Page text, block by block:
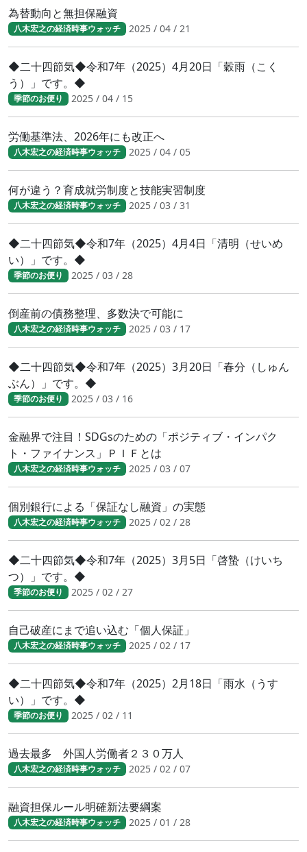
為替動向と無担保融資
八木宏之の経済時事ウォッチ 2025 / 04 / 21
◆二十四節気◆令和7年（2025）4月20日「穀雨（こく
う）」です。◆
季節のお便り 2025 / 04 / 15
労働基準法、2026年にも改正へ
八木宏之の経済時事ウォッチ 2025 / 04 / 05
何が違う？育成就労制度と技能実習制度
八木宏之の経済時事ウォッチ 2025 / 03 / 31
◆二十四節気◆令和7年（2025）4月4日「清明（せいめ
い）」です。◆
季節のお便り 2025 / 03 / 28
倒産前の債務整理、多数決で可能に
八木宏之の経済時事ウォッチ 2025 / 03 / 17
◆二十四節気◆令和7年（2025）3月20日「春分（しゅん
ぶん）」です。◆
季節のお便り 2025 / 03 / 16
金融界で注目！SDGsのための「ポジティブ・インパク
ト・ファイナンス」ＰＩＦとは
八木宏之の経済時事ウォッチ 2025 / 03 / 07
個別銀行による「保証なし融資」の実態
八木宏之の経済時事ウォッチ 2025 / 02 / 28
◆二十四節気◆令和7年（2025）3月5日「啓蟄（けいち
つ）」です。◆
季節のお便り 2025 / 02 / 27
自己破産にまで追い込む「個人保証」
八木宏之の経済時事ウォッチ 2025 / 02 / 17
◆二十四節気◆令和7年（2025）2月18日「雨水（うす
い）」です。◆
季節のお便り 2025 / 02 / 11
過去最多 外国人労働者２３０万人
八木宏之の経済時事ウォッチ 2025 / 02 / 07
融資担保ルール明確新法要綱案
八木宏之の経済時事ウォッチ 2025 / 01 / 28